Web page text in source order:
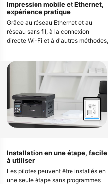
Impression mobile et Ethernet,
expérience pratique
Grâce au réseau Ethernet et au
réseau sans fil, à la connexion
directe Wi-Fi et à d'autres méthodes,
d'ordinateurs peut être facilement
réalisée, et le style de travail de
bureau gratuit dans la nouvelle ère
peut être apprécié
Installation en une étape, facile
à utiliser
Les pilotes peuvent être installés en
une seule étape sans programmes